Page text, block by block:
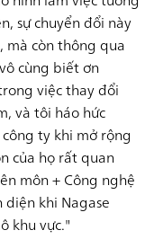
sự chuyển đổi này
mà còn thông qua
cùng biết ơn
việc thay đổi
và tôi háo hức
ty khi mở rộng
của họ rất quan
môn + Công nghệ
khi Nagase
khu vực."